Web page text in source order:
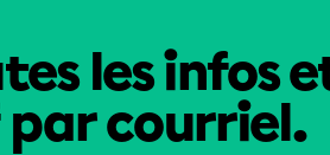
les infos
par courriel.